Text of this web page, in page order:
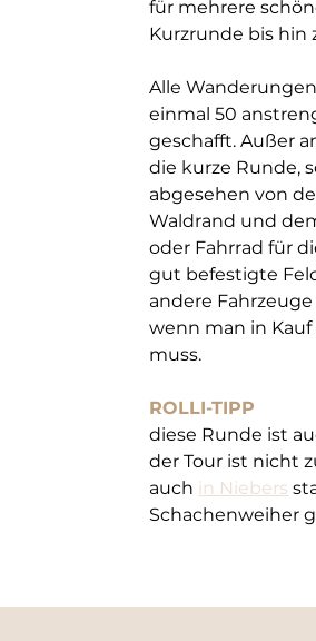
für mehrere
Kurzrunde bis hin
Alle
einmal 50
geschafft. Außer
die kurze Runde,
abgesehen von
Waldrand und
oder Fahrrad für
gut befestigte
andere
wenn man in
muss.
ROLLI-TIPP
diese Runde ist
der Tour ist nicht
auch in Niebers
Schachenweiher